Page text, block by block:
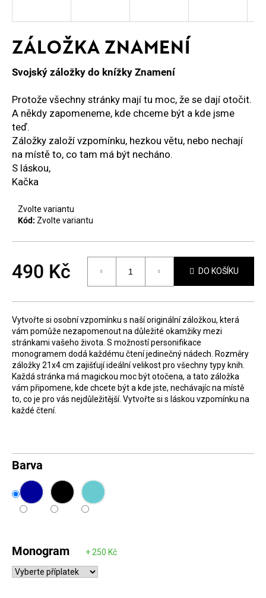
ZÁLOŽKA ZNAMENÍ
Svojský záložky do knížky Znamení
Protože všechny stránky mají tu moc, že se dají otočit.
A někdy zapomeneme, kde chceme být a kde jsme
teď.
Záložky založí vzpomínku, hezkou větu, nebo nechají
na místě to, co tam má být necháno.
S láskou,
Kačka
Barva
Monogram
Zvolte variantu
Kód: Zvolte variantu
490 Kč DO KOŠÍKU
Vytvořte si osobní vzpomínku s naší originální záložkou, která
vám pomůže nezapomenout na důležité okamžiky mezi
stránkami vašeho života. S možností personifikace
monogramem dodá každému čtení jedinečný nádech. Rozměry
záložky 21x4 cm zajišťují ideální velikost pro všechny typy knih.
Každá stránka má magickou moc být otočena, a tato záložka
vám připomene, kde chcete být a kde jste, nechávajíc na místě
to, co je pro vás nejdůležitější. Vytvořte si s láskou vzpomínku na
každé čtení.
E
T
E
N
A
J
Í
T
?
HLEDAT
D
o
p
o
r
u
č
u
j
e